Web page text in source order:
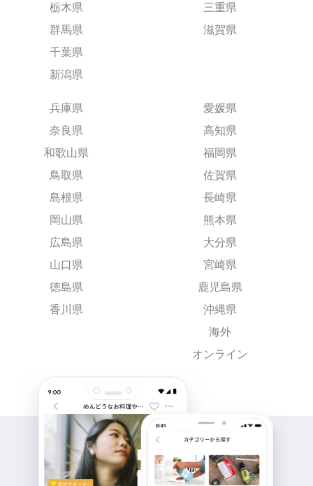
栃木県
群馬県
千葉県
新潟県
三重県
滋賀県
兵庫県
奈良県
和歌山県
鳥取県
島根県
岡山県
広島県
山口県
徳島県
香川県
愛媛県
高知県
福岡県
佐賀県
長崎県
熊本県
大分県
宮崎県
鹿児島県
沖縄県
海外
オンライン